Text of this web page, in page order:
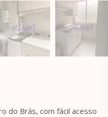
do Brás, com fácil acesso